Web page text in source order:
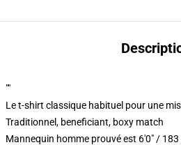
""
Le t-shirt classique habituel pour une
Traditionnel, beneficiant, boxy match
Mannequin homme prouvé est 6'0" /